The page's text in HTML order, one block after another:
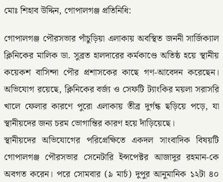
মোঃ শিহাব উদ্দিন, গোপালগঞ্জ প্রতিনিধি:
গোপালগঞ্জ পৌরসভার পাঁচুড়িয়া এলাকায় অবস্থিত জননী সার্জিক্যাল
ক্লিনিকের মালিক ডা. সুব্রত হালদারের কর্মকাণ্ডে অতিষ্ঠ হয়ে স্থানীয়
কয়েকশ বাসিন্দা পৌর প্রশাসকের কাছে গণ-আবেদন করেছেন।
অভিযোগ রয়েছে, ক্লিনিকের বর্জ্য ও সেফটি ট্যাংকির ময়লা সরাসরি
খালে ফেলার কারণে পুরো এলাকায় তীব্র দুর্গন্ধ ছড়িয়ে পড়ে, যা
স্থানীয়দের জন্য চরম ভোগান্তির কারণ হয়ে দাঁড়িয়েছে।
স্থানীয়দের অভিযোগের পরিপ্রেক্ষিতে একদল সাংবাদিক বিষয়টি
গোপালগঞ্জ পৌরসভার সেনেটারি ইন্সপেক্টর আজাদুর রহমান-কে
অবগত করেন। পরে সোমবার (৯ মার্চ) দুপুর আনুমানিক ১২টা ৪০